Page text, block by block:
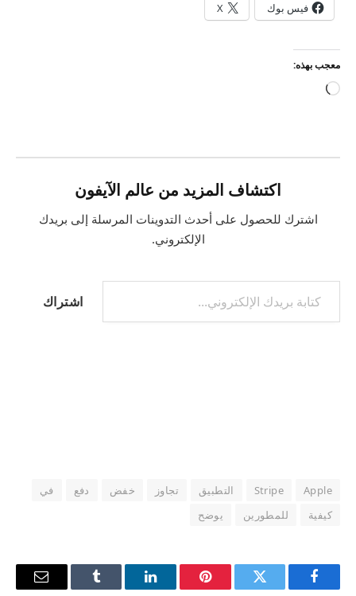
فيس بوك X
معجب بهذه:
جاري
اكتشاف المزيد من عالم الآيفون
اشترك للحصول على أحدث التدوينات المرسلة إلى بريدك
الإلكتروني.
كتابة بريدك الإلكتروني...
اشتراك
Apple
Stripe التطبيق تجاوز خفض دفع
في
كيفية
للمطورين يوضح
فيسبوك تويتر بينتيريستلينكدإن Tumblr
البريد